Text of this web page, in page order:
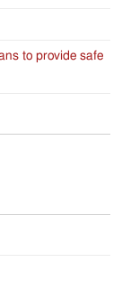
to provide safe